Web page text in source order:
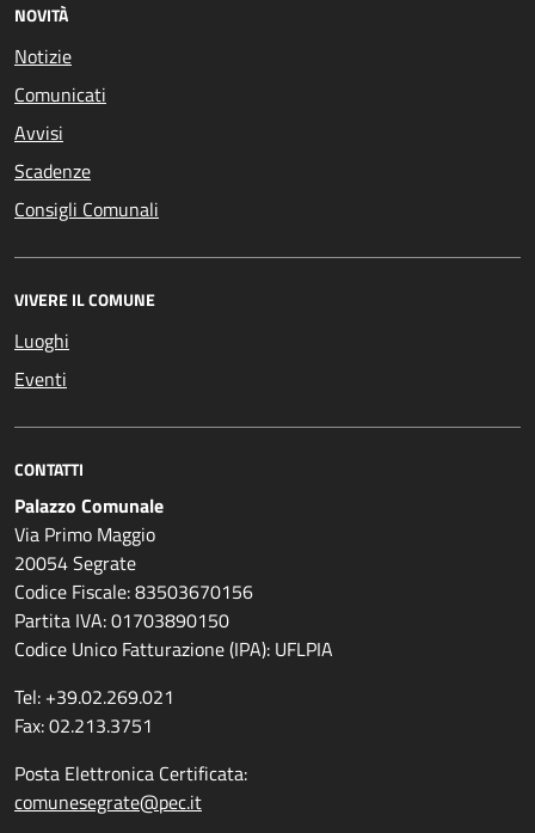
NOVITÀ
Notizie
Comunicati
Avvisi
Scadenze
Consigli Comunali
VIVERE IL COMUNE
Luoghi
Eventi
CONTATTI
Palazzo Comunale
Via Primo Maggio
20054 Segrate
Codice Fiscale: 83503670156
Partita IVA: 01703890150
Codice Unico Fatturazione (IPA): UFLPIA
Tel: +39.02.269.021
Fax: 02.213.3751
Posta Elettronica Certificata:
comunesegrate@pec.it